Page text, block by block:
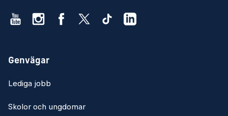
Genvägar
Lediga jobb
Skolor och ungdomar